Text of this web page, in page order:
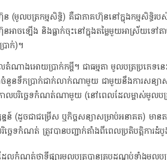
(​មូល​ប​ត្រ​កម្មសិទ្ធិ​)​ គឺជា​ភាគហ៊ុន​នៅ​ក្នុង​កម្មសិទ្
ាច​ឡើង​ និង​ធ្លាក់​ចុះ​នៅ​ក្នុង​តម្លៃ​មួយ​អាស្រ័យ​ទៅ​ត
ាក់​)។
ាង​អោយប្រាក់​កម្ចី​។​ ជា​ធម្មតា​ មូល​ប​ត្រ​ប្រភេទ​ន
ចំនួន​ទឹកប្រាក់​ជាក់លាក់​ណាមួយ​ ជាមួយនឹង​ការ​សន្យា​
កាលបរិច្ឆេទ​កំណត់​ណាមួយ​ (​នៅ​ពេល​ដែល​ម្ចាស់​មូ
ន៍​ (​ដូច​ជា​ជម្រើស​ ឬ​កិច្ចសន្យា​សម្រាប់​អនាគត​)​ មា
ច្ឆេទ​កំណត់​ ត្រូវ​បាន​បញ្ជាក់​តាំងពី​ពេល​ប្រតិបត្តិការ​ដំ
ដែល​កំណត់​ថា​ទីផ្សារ​មូល​ប​ត្រ​បាន​គ្របដណ្ដប់​ទាំងមូល​ប​